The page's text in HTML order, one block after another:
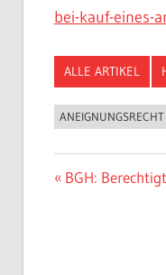
bei-kauf-eines-
ALLE ARTIKEL
ANEIGNUNGSRECHT
Vorheriger
BGH: